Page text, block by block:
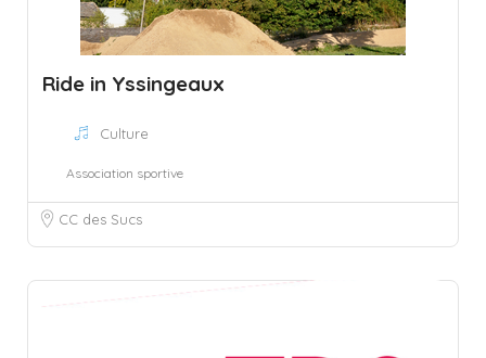
Ride in Yssingeaux
Culture
Association sportive
CC des Sucs